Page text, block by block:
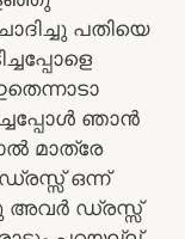
പതിയെ
ഞാൻ
മാത്രേ
ഒന്ന്
അവർ ഡ്രസ്സ്‌